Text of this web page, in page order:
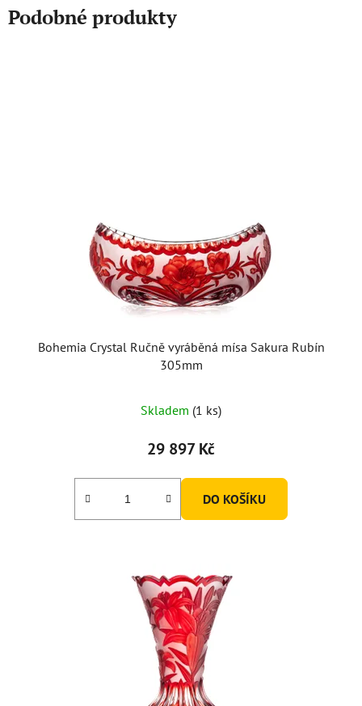
Podobné produkty
Bohemia Crystal Ručně vyráběná mísa Sakura Rubín
305mm
Skladem (1 ks)
29 897 Kč
DO KOŠÍKU